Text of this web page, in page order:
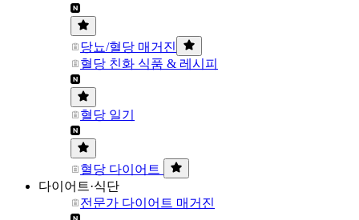
당뇨/혈당 매거진
혈당 친화 식품 & 레시피
혈당 일기
혈당 다이어트
다이어트·식단
전문가 다이어트 매거진